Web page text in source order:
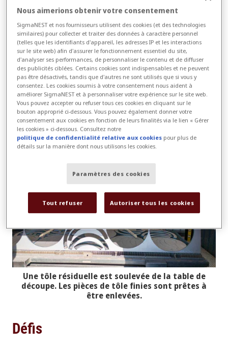
Soudage : Manuelle et avec robot
jusqu'à 40 m de longueur
Matériaux transformés : la plupart
des différents types d'acier (y
compris les aciers à haute résistance
et les aciers résistants à l'usure),
mais aussi l'aluminium et l'acier
inoxydable.
Une tôle résiduelle est soulevée de la table de
découpe. Les pièces de tôle finies sont prêtes à
être enlevées.
Défis
Nous aimerions obtenir votre consentement
SigmaNEST et nos fournisseurs utilisent des cookies (et des technologies
similaires) pour collecter et traiter des données à caractère personnel
(telles que les identifiants d'appareil, les adresses IP et les interactions
sur le site web) afin d'assurer le fonctionnement essentiel du site,
d'analyser ses performances, de personnaliser le contenu et de diffuser
des publicités ciblées. Certains cookies sont indispensables et ne peuvent
pas être désactivés, tandis que d'autres ne sont utilisés que si vous y
consentez. Les cookies soumis à votre consentement nous aident à
améliorer SigmaNEST et à personnaliser votre expérience sur le site web.
Vous pouvez accepter ou refuser tous ces cookies en cliquant sur le
bouton approprié ci-dessous. Vous pouvez également donner votre
consentement aux cookies en fonction de leurs finalités via le lien « Gérer
les cookies » ci-dessous. Consultez notre
politique de confidentialité relative aux cookies pour plus de
détails sur la manière dont nous utilisons les cookies.
Paramètres des cookies
Tout refuser Autoriser tous les cookies